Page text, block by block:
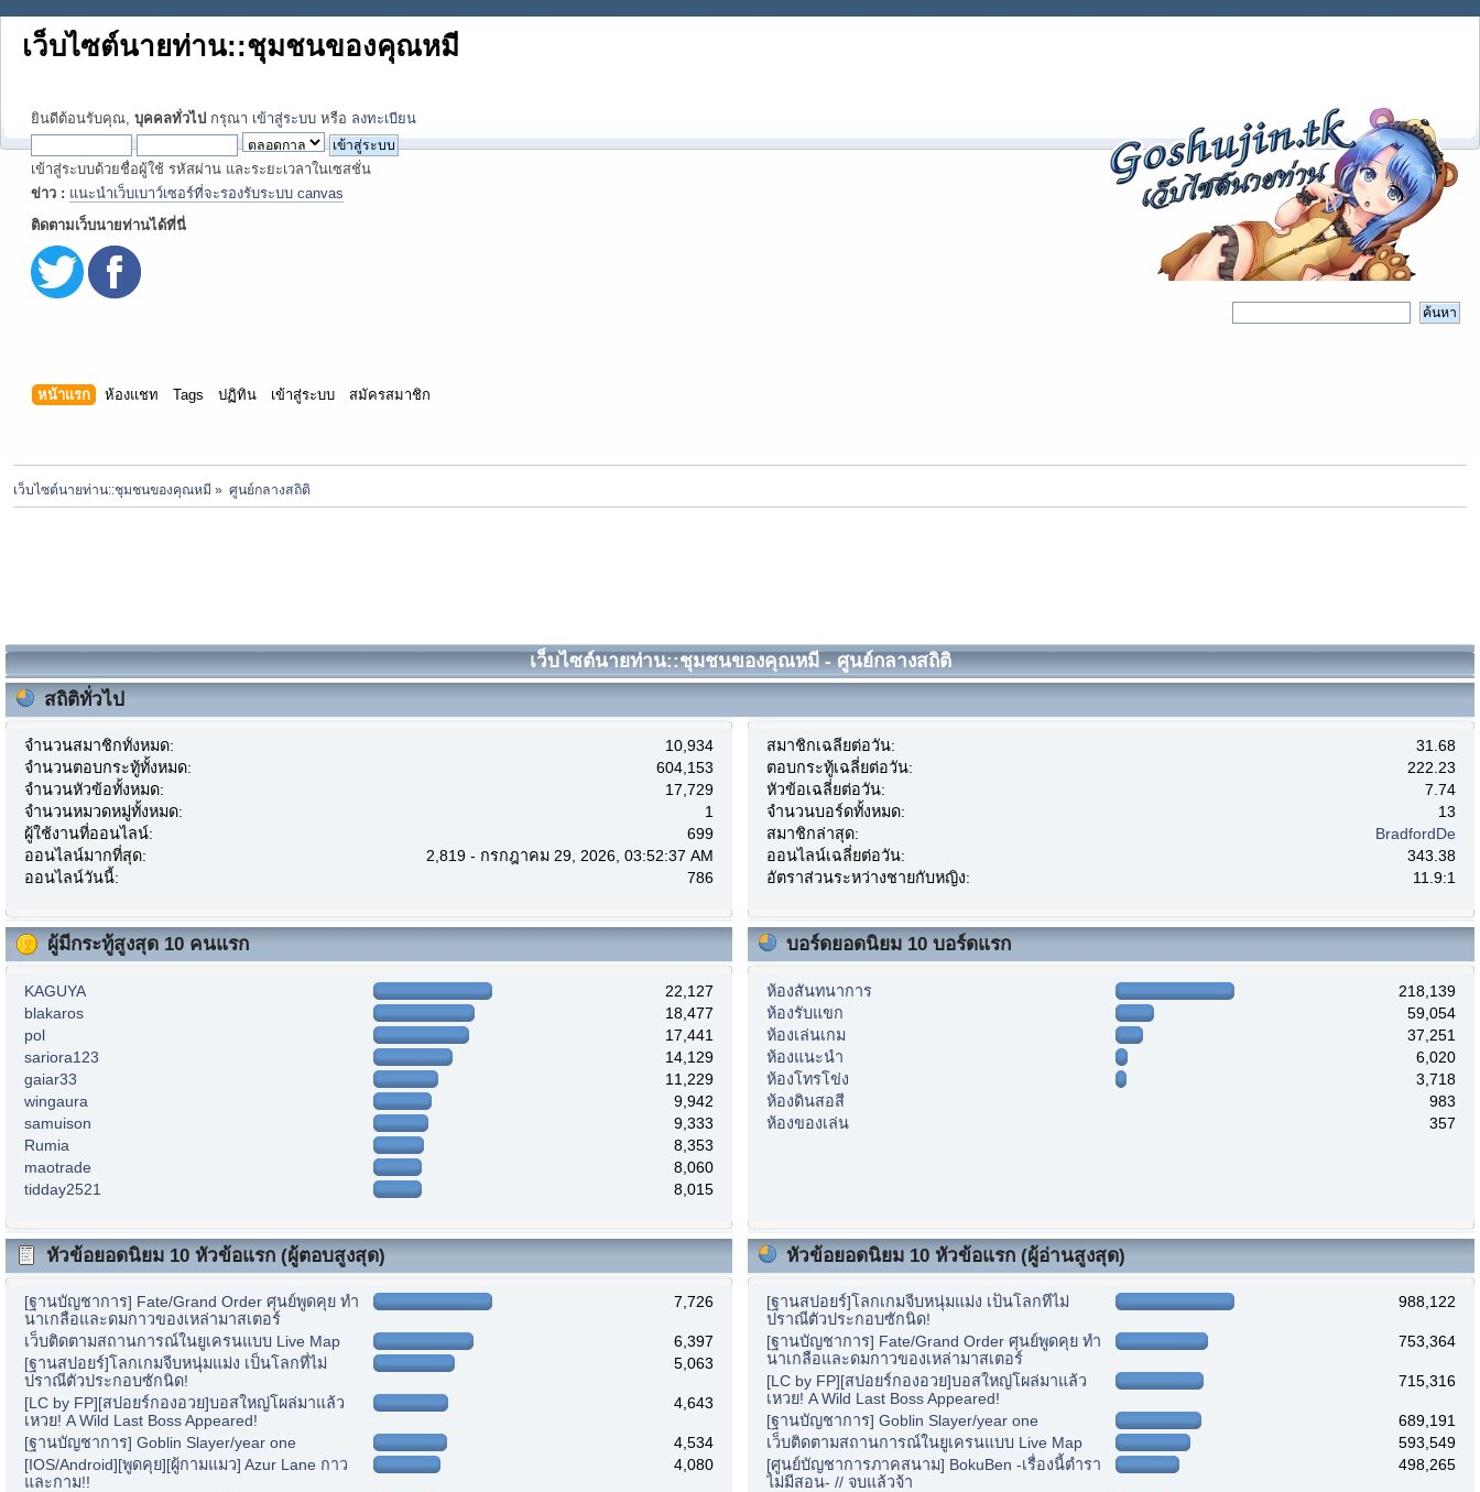
เว็บไซต์นายท่าน::ชุมชนของคุณหมี
ยินดีต้อนรับคุณ, บุคคลทั่วไป กรุณา เข้าสู่ระบบ หรือ ลงทะเบียน
เข้าสู่ระบบด้วยชื่อผู้ใช้ รหัสผ่าน และระยะเวลาในเซสชั่น
ข่าว : แนะนำเว็บเบาว์เซอร์ที่จะรองรับระบบ canvas
ติดตามเว็บนายท่านได้ที่นี่
หน้าแรก ห้องแชท Tags ปฏิทิน เข้าสู่ระบบ สมัครสมาชิก
เว็บไซต์นายท่าน::ชุมชนของคุณหมี » ศูนย์กลางสถิติ
เว็บไซต์นายท่าน::ชุมชนของคุณหมี - ศูนย์กลางสถิติ
สถิติทั่วไป
จำนวนสมาชิกทั้งหมด:
10,934
จำนวนตอบกระทู้ทั้งหมด:
604,153
จำนวนหัวข้อทั้งหมด:
17,729
จำนวนหมวดหมู่ทั้งหมด:
1
ผู้ใช้งานที่ออนไลน์:
699
ออนไลน์มากที่สุด:
2,819 - กรกฎาคม 29, 2026, 03:52:37 AM
ออนไลน์วันนี้:
786
สมาชิกเฉลี่ยต่อวัน:
31.68
ตอบกระทู้เฉลี่ยต่อวัน:
222.23
หัวข้อเฉลี่ยต่อวัน:
7.74
จำนวนบอร์ดทั้งหมด:
13
สมาชิกล่าสุด:
BradfordDe
ออนไลน์เฉลี่ยต่อวัน:
343.38
อัตราส่วนระหว่างชายกับหญิง:
11.9:1
ผู้มีกระทู้สูงสุด 10 คนแรก
KAGUYA
22,127
blakaros
18,477
pol
17,441
sariora123
14,129
gaiar33
11,229
wingaura
9,942
samuison
9,333
Rumia
8,353
maotrade
8,060
tidday2521
8,015
บอร์ดยอดนิยม 10 บอร์ดแรก
ห้องสันทนาการ
218,139
ห้องรับแขก
59,054
ห้องเล่นเกม
37,251
ห้องแนะนำ
6,020
ห้องโทรโข่ง
3,718
ห้องดินสอสี
983
ห้องของเล่น
357
หัวข้อยอดนิยม 10 หัวข้อแรก (ผู้ตอบสูงสุด)
[ฐานบัญชาการ] Fate/Grand Order ศุนย์พูดคุย ทำ
นาเกลือและดมกาวของเหล่ามาสเตอร์
7,726
เว็บติดตามสถานการณ์ในยูเครนแบบ Live Map
6,397
[ฐานสปอยร์]โลกเกมจีบหนุ่มแม่ง เป็นโลกที่ไม่
ปราณีตัวประกอบซักนิด!
5,063
[LC by FP][สปอยร์กองอวย]บอสใหญ่โผล่มาแล้ว
เหวย! A Wild Last Boss Appeared!
4,643
[ฐานบัญชาการ] Goblin Slayer/year one
4,534
[IOS/Android][พูดคุย][ผู้กามแมว] Azur Lane กาว
และกาม!!
4,080
หัวข้อยอดนิยม 10 หัวข้อแรก (ผู้อ่านสูงสุด)
[ฐานสปอยร์]โลกเกมจีบหนุ่มแม่ง เป็นโลกที่ไม่
ปราณีตัวประกอบซักนิด!
988,122
[ฐานบัญชาการ] Fate/Grand Order ศุนย์พูดคุย ทำ
นาเกลือและดมกาวของเหล่ามาสเตอร์
753,364
[LC by FP][สปอยร์กองอวย]บอสใหญ่โผล่มาแล้ว
เหวย! A Wild Last Boss Appeared!
715,316
[ฐานบัญชาการ] Goblin Slayer/year one
689,191
เว็บติดตามสถานการณ์ในยูเครนแบบ Live Map
593,549
[ศูนย์บัญชาการภาคสนาม] BokuBen -เรื่องนี้ตำรา
ไม่มีสอน- // จบแล้วจ้า
498,265